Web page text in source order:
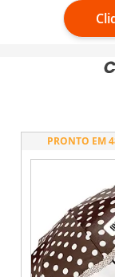
PRONTO EM